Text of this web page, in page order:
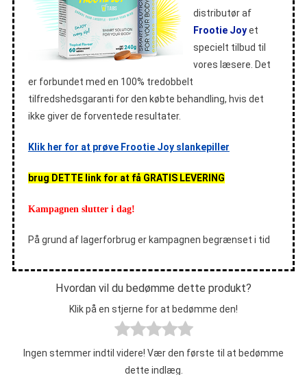
distributør af
Frootie Joyet
specielt tilbud til
vores læsere. Det
er forbundet med en 100% tredobbelt
tilfredshedsgaranti for den købte behandling, hvis det
ikke giver de forventede resultater.
Klik her for at prøve Frootie Joy slankepiller
brug DETTE link for at få GRATIS LEVERING
Kampagnen slutter i dag!
På grund af lagerforbrug er kampagnen begrænset i tid
Hvordan vil du bedømme dette produkt?
Klik på en stjerne for at bedømme den!
Ingen stemmer indtil videre! Vær den første til at bedømme
dette indlæg.